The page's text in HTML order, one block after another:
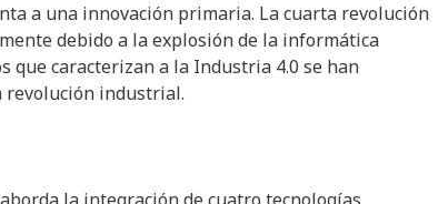
a una innovación primaria. La cuarta revolución
debido a la explosión de la informática
que caracterizan a la Industria 4.0 se han
revolución industrial.